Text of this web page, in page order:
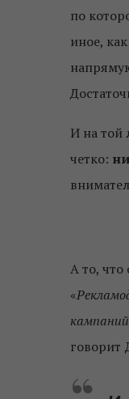
по
иное, как
И на той
четко:
А то,
«
говорит